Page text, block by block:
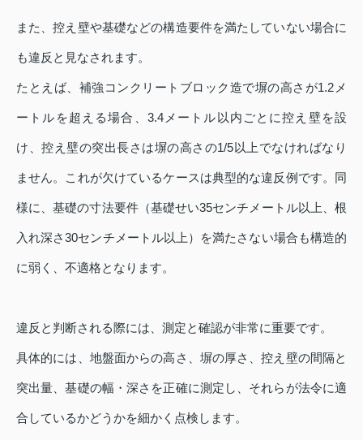
また、控え壁や基礎などの構造要件を満たしていない場合に
も違反と見なされます。
たとえば、補強コンクリートブロック造で塀の高さが1.2メ
ートルを超える場合、3.4メートル以内ごとに控え壁を設
け、控え壁の突出長さは塀の高さの1/5以上でなければなり
ません。これが欠けているケースは典型的な違反例です。同
様に、基礎の寸法要件（基礎せい35センチメートル以上、根
入れ深さ30センチメートル以上）を満たさない場合も構造的
に弱く、不適格となります。
違反と判断される際には、測定と確認が非常に重要です。
具体的には、地盤面からの高さ、塀の厚さ、控え壁の間隔と
突出量、基礎の幅・深さを正確に測定し、それらが法令に適
合しているかどうかを細かく点検します。